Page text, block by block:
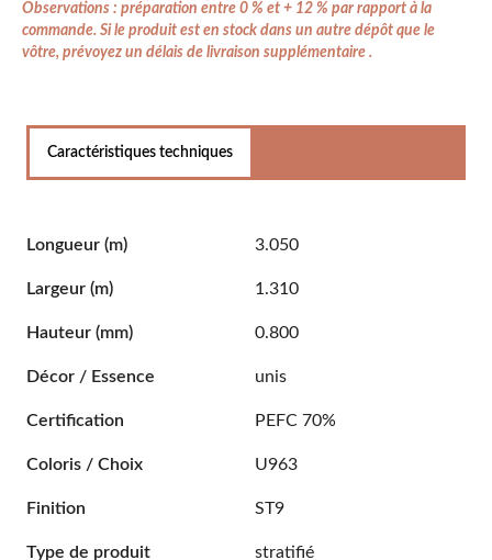
Observations : préparation entre 0 % et + 12 % par rapport à la
commande. Si le produit est en stock dans un autre dépôt que le
vôtre, prévoyez un délais de livraison supplémentaire .
Caractéristiques techniques
Longueur (m) 3.050
Largeur (m) 1.310
Hauteur (mm) 0.800
Décor / Essence unis
Certification PEFC 70%
Coloris / Choix U963
Finition ST9
Type de produit stratifié